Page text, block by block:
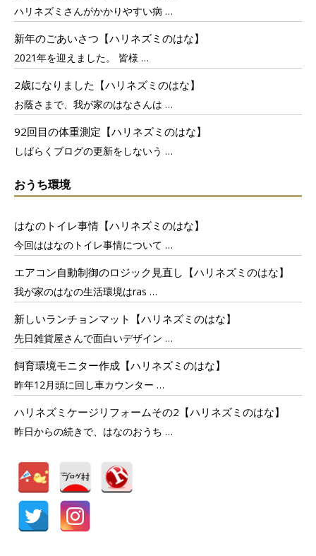
ハリネズミさんがかかりやすい病 …
新年のごあいさつ【ハリネズミのはな】
2021年を迎えました。 皆様 …
2歳になりました【ハリネズミのはな】
お蔭さまで、我が家のはなさんは …
92回目の体重測定【ハリネズミのはな】
しばらくブログの更新をしないう …
おうち環境
はなのトイレ事情【ハリネズミのはな】
今回ははなのトイレ事情について …
エアコン自動制御のロジック見直し【ハリネズミのはな】
我が家のはなの生活環境はras …
新しいランチョンマット【ハリネズミのはな】
先日雑貨屋さんで面白いデザイン …
飼育環境モニター作成【ハリネズミのはな】
昨年12月頭に回し車カウンター …
ハリネズミケージリフォームその2【ハリネズミのはな】
昨日からの続きで、はなのおうち …